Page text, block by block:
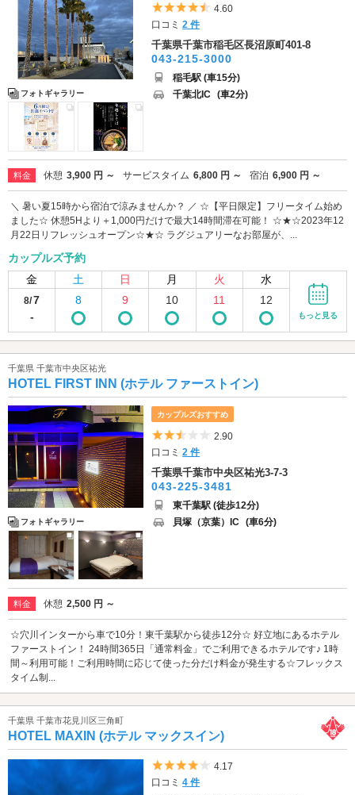
フォトギャラリー
5つ星のうち4.5
4.60
口コミ2 件
千葉県千葉市稲毛区長沼原町401-8
043-215-3000
稲毛駅 (車15分)
千葉北IC (車2分)
料金 休憩 3,900 円 ～ サービスタイム 6,800 円 ～ 宿泊 6,900 円 ～
＼ 暑い夏15時から宿泊で涼みませんか？ ／ ☆【平日限定】フリータイム始め
ました☆ 休憩5Hより＋1,000円だけで最大14時間滞在可能！ ☆★☆2023年12
月22日リフレッシュオープン☆★☆ ラグジュアリーなお部屋が、...
カップルズ予約
金
土 日 月 火 水
8/7
-
8 9 10 11 12
もっと見る
千葉県 千葉市中央区祐光
HOTEL FIRST INN (ホテル ファーストイン)
フォトギャラリー
カップルズおすすめ
5つ星のうち2.5
2.90
口コミ2 件
千葉県千葉市中央区祐光3-7-3
043-225-3481
東千葉駅 (徒歩12分)
貝塚（京葉）IC (車6分)
料金 休憩 2,500 円 ～
☆穴川インターから車で10分！東千葉駅から徒歩12分☆ 好立地にあるホテル
ファーストイン！ 24時間365日「通常料金」でご利用できるホテルです♪ 1時
間～利用可能！ご利用時間に応じて使った分だけ料金が発生する☆フレックス
タイム制...
千葉県 千葉市花見川区三角町
HOTEL MAXIN (ホテル マックスイン)
5つ星のうち4
4.17
口コミ4 件